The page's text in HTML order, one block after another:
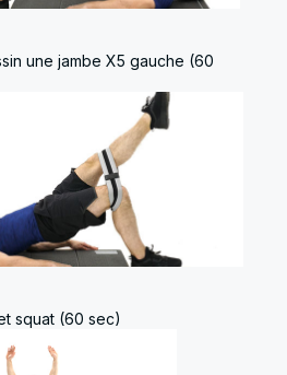
une jambe X5 gauche (60
squat (60 sec)